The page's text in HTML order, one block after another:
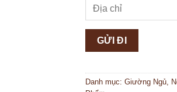
Danh mục: Giường Ngủ,